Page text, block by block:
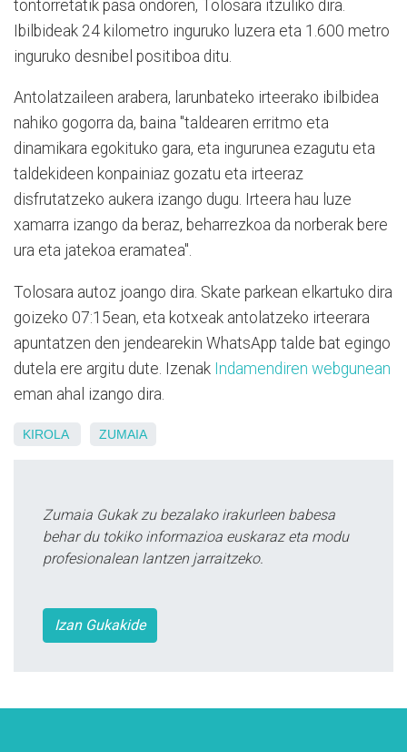
tontorretatik pasa ondoren, Tolosara itzuliko dira.
Ibilbideak 24 kilometro inguruko luzera eta 1.600 metro
inguruko desnibel positiboa ditu.
Antolatzaileen arabera, larunbateko irteerako ibilbidea
nahiko gogorra da, baina "taldearen erritmo eta
dinamikara egokituko gara, eta ingurunea ezagutu eta
taldekideen konpainiaz gozatu eta irteeraz
disfrutatzeko aukera izango dugu. Irteera hau luze
xamarra izango da beraz, beharrezkoa da norberak bere
ura eta jatekoa eramatea".
Tolosara autoz joango dira. Skate parkean elkartuko dira
goizeko 07:15ean, eta kotxeak antolatzeko irteerara
apuntatzen den jendearekin WhatsApp talde bat egingo
dutela ere argitu dute. Izenak Indamendiren webgunean
eman ahal izango dira.
KIROLA ZUMAIA
Zumaia Gukak zu bezalako irakurleen babesa
behar du tokiko informazioa euskaraz eta modu
profesionalean lantzen jarraitzeko.
Izan Gukakide